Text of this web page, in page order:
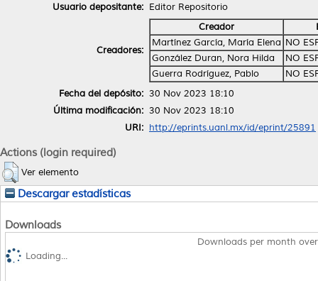
Usuario depositante: Editor Repositorio
Creadores:
Creador
Martínez García, María Elena NO
González Duran, Nora Hilda
NO
Guerra Rodríguez, Pablo
NO
Fecha del depósito: 30 Nov 2023 18:10
Última modificación: 30 Nov 2023 18:10
URI: http://eprints.uanl.mx/id/eprint/25891
Actions (login required)
Ver elemento
Descargar estadísticas
Downloads
Downloads per month
Loading...